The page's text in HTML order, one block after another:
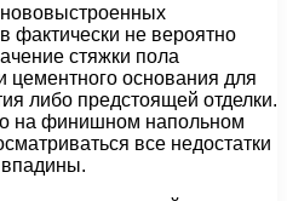
фактически не вероятно
стяжки пола
основания для
либо предстоящей отделки.
на финишном напольном
все недостатки
впадины.